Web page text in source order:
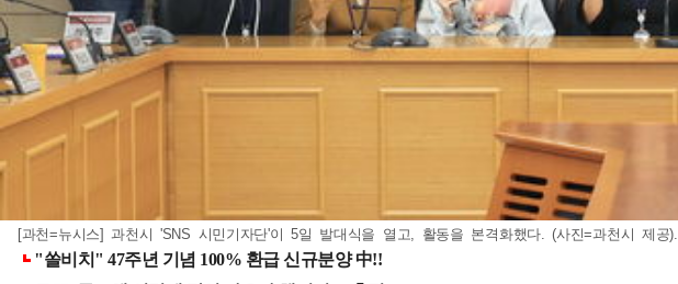
[과천=뉴시스] 과천시 'SNS 시민기자단'이 5일 발대식을 열고, 활동을 본격화했다. (사진=과천시 제공).